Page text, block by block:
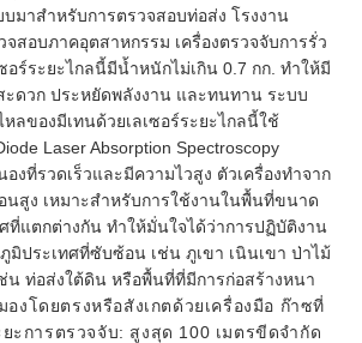
มาสำหรับการตรวจสอบท่อส่ง โรงงาน
สอบภาคอุตสาหกรรม เครื่องตรวจจับการรั่ว
อร์ระยะไกลนี้มีน้ำหนักไม่เกิน 0.7 กก. ทำให้มี
ดวก ประหยัดพลังงาน และทนทาน ระบบ
หลของมีเทนด้วยเลเซอร์ระยะไกลนี้ใช้
Laser Absorption Spectroscopy
งที่รวดเร็วและมีความไวสูง ตัวเครื่องทำจาก
นสูง เหมาะสำหรับการใช้งานในพื้นที่ขนาด
ที่แตกต่างกัน ทำให้มั่นใจได้ว่าการปฏิบัติงาน
มิประเทศที่ซับซ้อน เช่น ภูเขา เนินเขา ป่าไม้
น ท่อส่งใต้ดิน หรือพื้นที่ที่มีการก่อสร้างหนา
งโดยตรงหรือสังเกตด้วยเครื่องมือ ก๊าซที่
ยะการตรวจจับ: สูงสุด 100 เมตรขีดจำกัด